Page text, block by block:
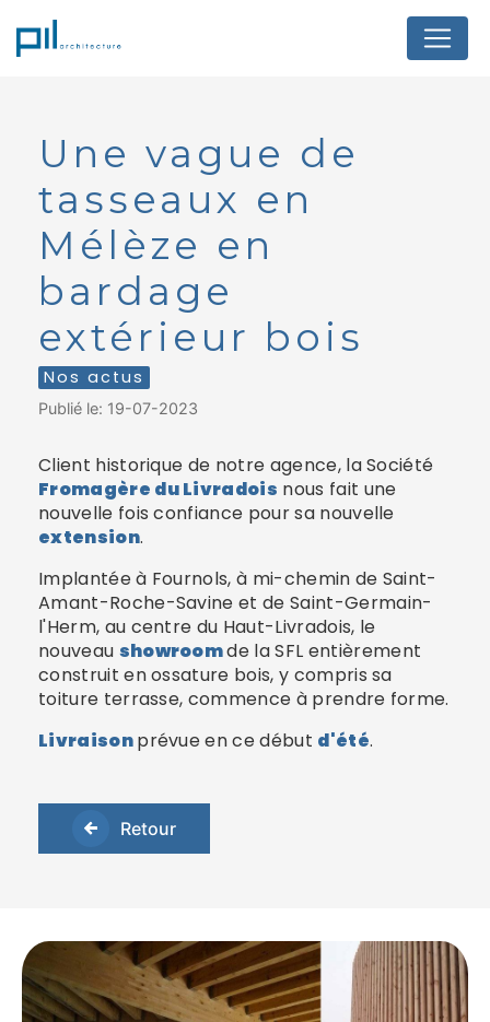
Une vague de
tasseaux en
Mélèze en
bardage
extérieur bois
Nos actus
Publié le: 19-07-2023
Client historique de notre agence, la Société
Fromagère du Livradois nous fait une
nouvelle fois confiance pour sa nouvelle
extension.
Implantée à Fournols, à mi-chemin de Saint-
Amant-Roche-Savine et de Saint-Germain-
l'Herm, au centre du Haut-Livradois, le
nouveau showroomde la SFL entièrement
construit en ossature bois, y compris sa
toiture terrasse, commence à prendre forme.
Livraisonprévue en ce début d'été.
Retour